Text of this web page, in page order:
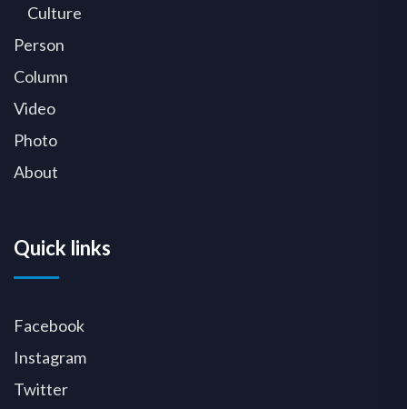
Culture
Person
Column
Video
Photo
About
Quick links
Facebook
Instagram
Twitter